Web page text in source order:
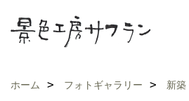
ホーム フォトギャラリー
新築